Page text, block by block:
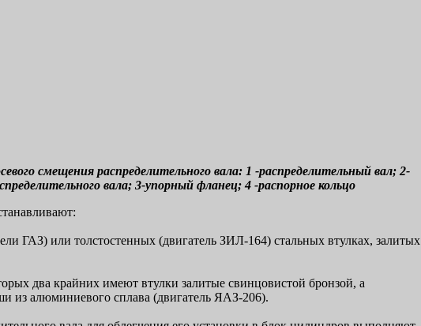
смещения распределительного вала: 1 -распределительный вал; 2-
вала; 3-упорный фланец; 4 -распорное кольцо
ГАЗ) или толстостенных (двигатель ЗИЛ-164) стальных втулках, залитых
два крайних имеют втулки залитые свинцовистой бронзой, а
из алюминиевого сплава (двигатель ЯАЗ-206).